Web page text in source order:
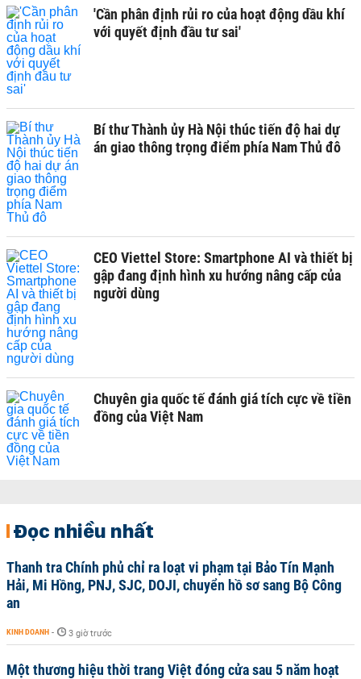
'Cần phân định rủi ro của hoạt động dầu khí
với quyết định đầu tư sai'
Bí thư Thành ủy Hà Nội thúc tiến độ hai dự
án giao thông trọng điểm phía Nam Thủ đô
CEO Viettel Store: Smartphone AI và thiết bị
gập đang định hình xu hướng nâng cấp của
người dùng
Chuyên gia quốc tế đánh giá tích cực về tiền
đồng của Việt Nam
Đọc nhiều nhất
Thanh tra Chính phủ chỉ ra loạt vi phạm tại Bảo Tín Mạnh
Hải, Mi Hồng, PNJ, SJC, DOJI, chuyển hồ sơ sang Bộ Công
an
KINH DOANH - 3 giờ trước
Một thương hiệu thời trang Việt đóng cửa sau 5 năm hoạt